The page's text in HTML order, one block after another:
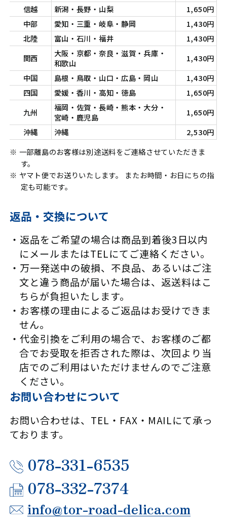
信越
新潟・長野・山梨
1,650円
中部
愛知・三重・岐阜・静岡
1,430円
北陸
富山・石川・福井
1,430円
関西
大阪・京都・奈良・滋賀・兵庫・
和歌山
1,430円
中国
島根・鳥取・山口・広島・岡山
1,430円
四国
愛媛・香川・高知・徳島
1,650円
九州
福岡・佐賀・長崎・熊本・大分・
宮崎・鹿児島
1,650円
沖縄
沖縄
2,530円
※ 一部離島のお客様は別途送料をご連絡させていただきま
す。
※ ヤマト便でお送りいたします。 またお時間・お日にちの指
定も可能です。
返品・交換について
返品をご希望の場合は商品到着後3日以内
にメールまたはTELにてご連絡ください。
万一発送中の破損、不良品、あるいはご注
文と違う商品が届いた場合は、返送料はこ
ちらが負担いたします。
お客様の理由によるご返品はお受けできま
せん。
代金引換をご利用の場合で、お客様のご都
合でお受取を拒否された際は、次回より当
店でのご利用はいただけませんのでご注意
ください。
お問い合わせについて
お問い合わせは、TEL・FAX・MAILにて承っ
ております。
078-331-6535
078-332-7374
info@tor-road-delica.com